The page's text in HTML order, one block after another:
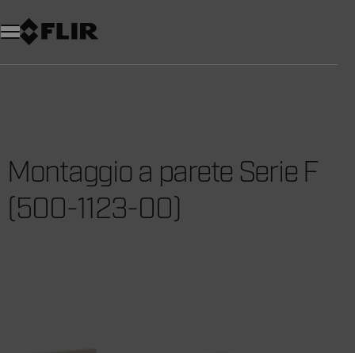
Unread messages
Modello
Rimuovi
articoli
articolo
Aggiungi al carrello
Aggiunto al carrello
Montaggio a parete Serie F
(500-1123-00)